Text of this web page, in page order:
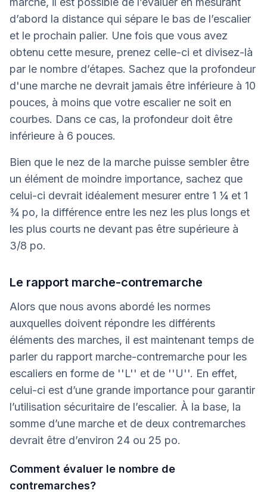
d’abord la distance qui sépare le bas de l’escalier
et le prochain palier. Une fois que vous avez
obtenu cette mesure, prenez celle-ci et divisez-là
par le nombre d’étapes. Sachez que la profondeur
d'une marche ne devrait jamais être inférieure à 10
pouces, à moins que votre escalier ne soit en
courbes. Dans ce cas, la profondeur doit être
inférieure à 6 pouces.
Bien que le nez de la marche puisse sembler être
un élément de moindre importance, sachez que
celui-ci devrait idéalement mesurer entre 1 ¼ et 1
¾ po, la différence entre les nez les plus longs et
les plus courts ne devant pas être supérieure à
3/8 po.
Le rapport marche-contremarche
Alors que nous avons abordé les normes
auxquelles doivent répondre les différents
éléments des marches, il est maintenant temps de
parler du rapport marche-contremarche pour les
escaliers en forme de ''L'' et de ''U''. En effet,
celui-ci est d’une grande importance pour garantir
l’utilisation sécuritaire de l’escalier. À la base, la
somme d’une marche et de deux contremarches
devrait être d’environ 24 ou 25 po.
Comment évaluer le nombre de
contremarches?